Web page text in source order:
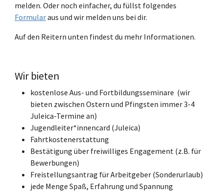
melden. Oder noch einfacher, du füllst folgendes
Formularaus und wir melden uns bei dir.
Auf den Reitern unten findest du mehr Informationen.
Wir bieten
kostenlose Aus- und Fortbildungsseminare (wir
bieten zwischen Ostern und Pfingsten immer 3-4
Juleica-Termine an)
Jugendleiter*innencard (Juleica)
Fahrtkostenerstattung
Bestätigung über freiwilliges Engagement (z.B. für
Bewerbungen)
Freistellungsantrag für Arbeitgeber (Sonderurlaub)
jede Menge Spaß, Erfahrung und Spannung